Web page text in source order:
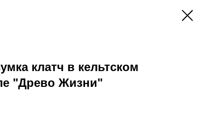
клатч в кельтском
"Древо Жизни"